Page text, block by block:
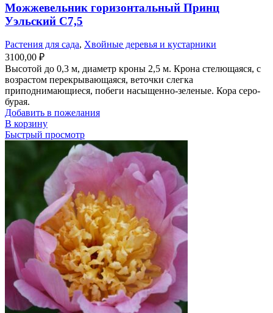
Можжевельник горизонтальный Принц
Уэльский С7,5
Растения для сада, Хвойные деревья и кустарники
3100,00 ₽
Высотой до 0,3 м, диаметр кроны 2,5 м. Крона стелющаяся, с
возрастом перекрывающаяся, веточки слегка
приподнимающиеся, побеги насыщенно-зеленые. Кора серо-
бурая.
Добавить в пожелания
В корзину
Быстрый просмотр